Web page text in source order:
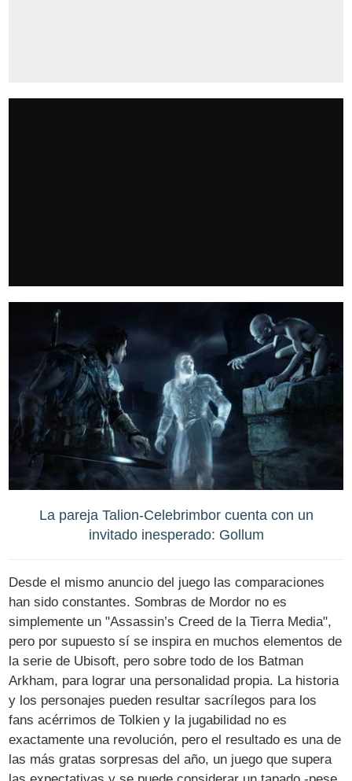
La pareja Talion-Celebrimbor cuenta con un
invitado inesperado: Gollum
Desde el mismo anuncio del juego las comparaciones
han sido constantes. Sombras de Mordor no es
simplemente un "Assassin’s Creed de la Tierra Media",
pero por supuesto sí se inspira en muchos elementos de
la serie de Ubisoft, pero sobre todo de los Batman
Arkham, para lograr una personalidad propia. La historia
y los personajes pueden resultar sacrílegos para los
fans acérrimos de Tolkien y la jugabilidad no es
exactamente una revolución, pero el resultado es una de
las más gratas sorpresas del año, un juego que supera